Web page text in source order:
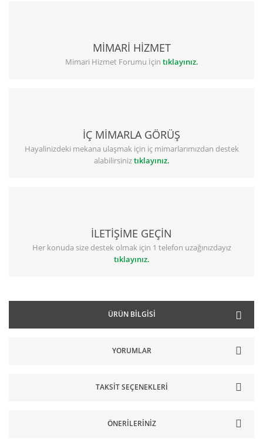
MİMARİ HİZMET
Mimari Hizmet Forumu İçin tıklayınız.
İÇ MİMARLA GÖRÜŞ
Hayalinizdeki mekana ulaşmak için iç mimarlarımızdan destek
alabilirsiniztıklayınız.
İLETİŞİME GEÇİN
Her konuda size destek olmak için 1 telefon uzağınızdayız
tıklayınız.
ÜRÜN BILGISI
YORUMLAR
TAKSIT SEÇENEKLERI
ÖNERILERINIZ